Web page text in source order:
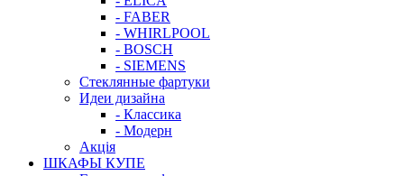
- FABER
- WHIRLPOOL
- BOSCH
- SIEMENS
Стеклянные фартуки
Идеи дизайна
- Класcика
- Модерн
Акція
ШКАФЫ КУПЕ